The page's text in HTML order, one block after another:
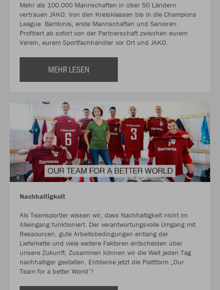
Mehr als 100.000 Mannschaften in über 50 Ländern
vertrauen JAKO. Von den Kreisklassen bis in die Champions
League. Bambinis, erste Mannschaften und Senioren.
Profitiert ab sofort von der Partnerschaft zwischen eurem
Verein, eurem Sportfachhändler vor Ort und JAKO.
MEHR LESEN
Nachhaltigkeit
Als Teamsportler wissen wir, dass Nachhaltigkeit nicht im
Alleingang funktioniert. Der verantwortungsvolle Umgang mit
Ressourcen, gute Arbeitsbedingungen entlang der
Lieferkette und viele weitere Faktoren entscheiden über
unsere Zukunft. Zusammen können wir die Welt jeden Tag
nachhaltiger gestalten. Entdecke jetzt die Plattform „Our
Team for a better World“!